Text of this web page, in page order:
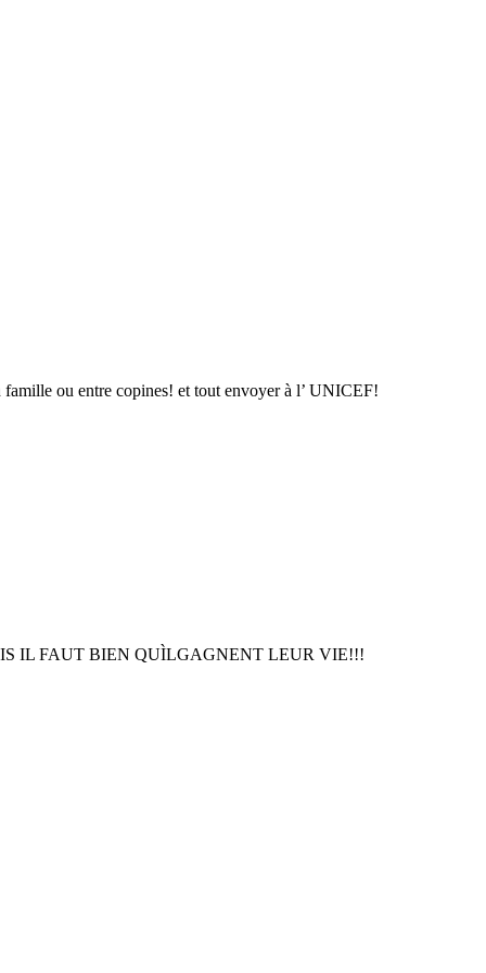
famille ou entre copines! et tout envoyer à l’ UNICEF!
IL FAUT BIEN QUÌLGAGNENT LEUR VIE!!!